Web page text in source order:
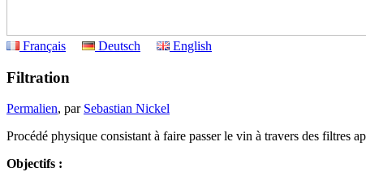
Français
Deutsch English
Filtration
Permalien, par Sebastian Nickel
Procédé physique consistant à faire passer le vin à travers des filtres
Objectifs :